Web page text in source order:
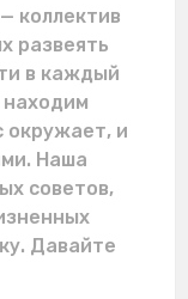
коллектив
развеять
в каждый
окружает, и
Наша
советов,
Давайте